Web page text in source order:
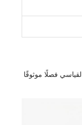
فصلًا موثوقًا